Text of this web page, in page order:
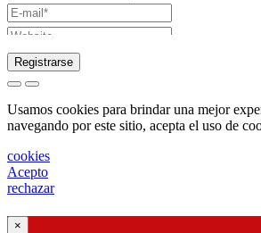
Solicitud de envío de catálogo
Solicite ser contactado por su
ventas
Solicitud de soporte o diseño
Solicitud de seminario web o
productos Ghidini & Lucitalia
Registrarse
Usamos cookies para brindar una mejor
navegando por este sitio, acepta el uso de
cookies
Acepto
rechazar
×